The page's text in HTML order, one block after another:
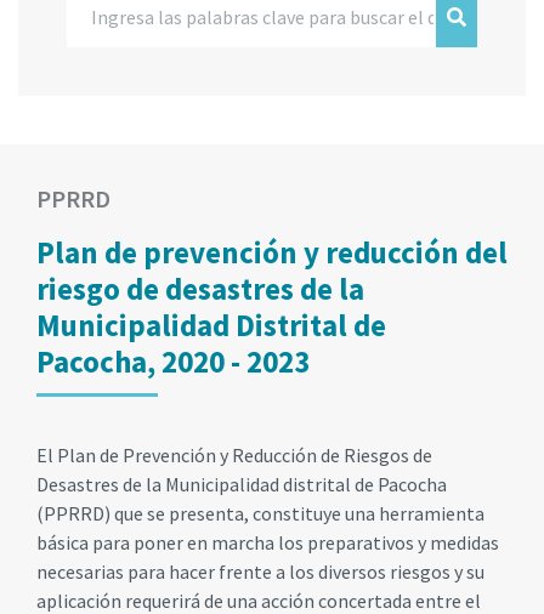
PPRRD
Plan de prevención y reducción del
riesgo de desastres de la
Municipalidad Distrital de
Pacocha, 2020 - 2023
El Plan de Prevención y Reducción de Riesgos de
Desastres de la Municipalidad distrital de Pacocha
(PPRRD) que se presenta, constituye una herramienta
básica para poner en marcha los preparativos y medidas
necesarias para hacer frente a los diversos riesgos y su
aplicación requerirá de una acción concertada entre el